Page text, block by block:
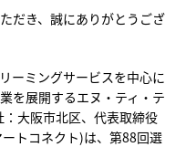
だき、誠にありがとうござ
ーミングサービスを中心に
を展開するエヌ・ティ・テ
大阪市北区、代表取締役
トコネクト)は、第88回選